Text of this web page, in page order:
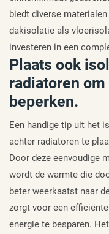
biedt diverse
dakisolatie als
investeren in een
Plaats ook
radiatoren
beperken.
Een handige tip uit het
achter radiatoren te
Door deze eenvoudige
wordt de warmte die
beter weerkaatst naar
zorgt voor een
energie te besparen.